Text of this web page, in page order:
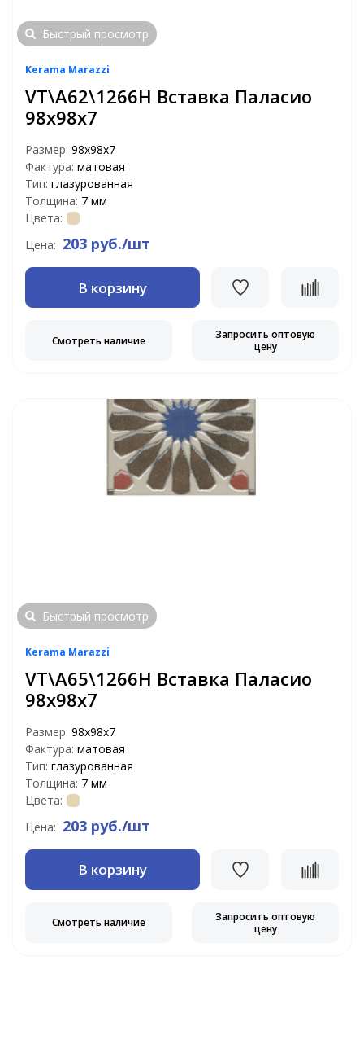
Быстрый просмотр
Kerama Marazzi
VT\A62\1266H Вставка Паласио
98х98х7
Размер: 98х98х7
Фактура: матовая
Тип: глазурованная
Толщина: 7 мм
Цвета:
Цена: 203 руб./шт
В корзину
Смотреть наличие
Запросить оптовую
цену
Быстрый просмотр
Kerama Marazzi
VT\A65\1266H Вставка Паласио
98х98х7
Размер: 98х98х7
Фактура: матовая
Тип: глазурованная
Толщина: 7 мм
Цвета:
Цена: 203 руб./шт
В корзину
Смотреть наличие
Запросить оптовую
цену